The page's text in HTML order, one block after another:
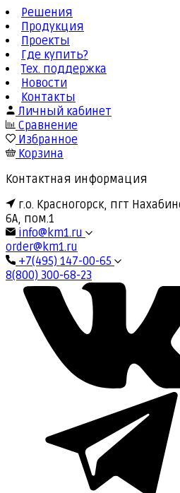
Решения
Продукция
Проекты
Где купить?
Тех. поддержка
Новости
Контакты
Личный кабинет
Сравнение
Избранное
Корзина
Контактная информация
г.о. Красногорск, пгт
6А, пом.1
info@km1.ru
order@km1.ru
+7(495) 147-00-65
8(800) 300-68-23